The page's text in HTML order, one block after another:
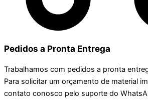
Pedidos a Pronta Entrega
Trabalhamos com pedidos a pronta
Para solicitar um orçamento de material
contato conosco pelo suporte do